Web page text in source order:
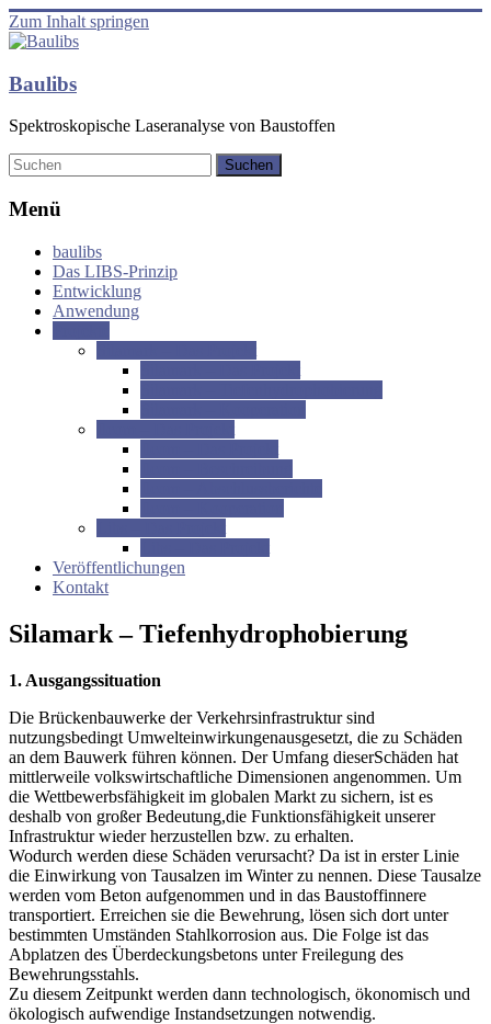
Zum Inhalt springen
Baulibs
Spektroskopische Laseranalyse von Baustoffen
Menü
baulibs
Das LIBS-Prinzip
Entwicklung
Anwendung
Veröffentlichungen
Kontakt
Silamark – Tiefenhydrophobierung
1. Ausgangssituation
Die Brückenbauwerke der Verkehrsinfrastruktur sind
nutzungsbedingt Umwelteinwirkungenausgesetzt, die zu Schäden
an dem Bauwerk führen können. Der Umfang dieserSchäden hat
mittlerweile volkswirtschaftliche Dimensionen angenommen. Um
die Wettbewerbsfähigkeit im globalen Markt zu sichern, ist es
deshalb von großer Bedeutung,die Funktionsfähigkeit unserer
Infrastruktur wieder herzustellen bzw. zu erhalten.
Wodurch werden diese Schäden verursacht? Da ist in erster Linie
die Einwirkung von Tausalzen im Winter zu nennen. Diese Tausalze
werden vom Beton aufgenommen und in das Baustoffinnere
transportiert. Erreichen sie die Bewehrung, lösen sich dort unter
bestimmten Umständen Stahlkorrosion aus. Die Folge ist das
Abplatzen des Überdeckungsbetons unter Freilegung des
Bewehrungsstahls.
Zu diesem Zeitpunkt werden dann technologisch, ökonomisch und
ökologisch aufwendige Instandsetzungen notwendig.